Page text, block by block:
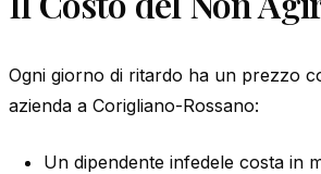
Ogni giorno di ritardo ha un prezzo
azienda a Corigliano-Rossano:
Un dipendente infedele costa in